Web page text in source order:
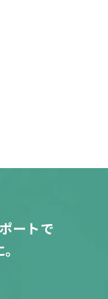
ートで